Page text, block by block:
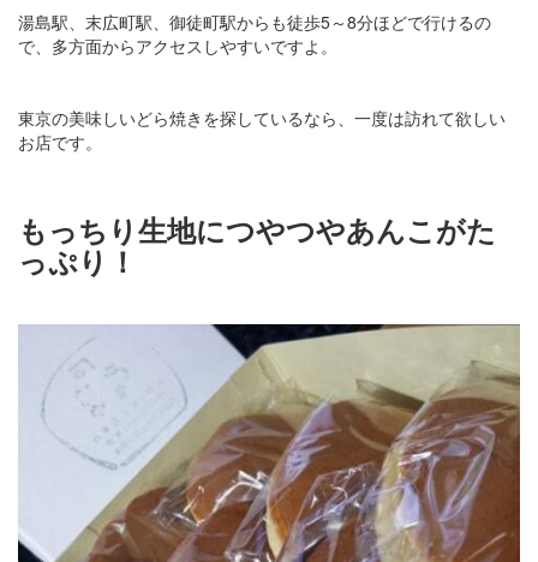
湯島駅、末広町駅、御徒町駅からも徒歩5～8分ほどで行けるの
で、多方面からアクセスしやすいですよ。
東京の美味しいどら焼きを探しているなら、一度は訪れて欲しい
お店です。
もっちり生地につやつやあんこがた
っぷり！